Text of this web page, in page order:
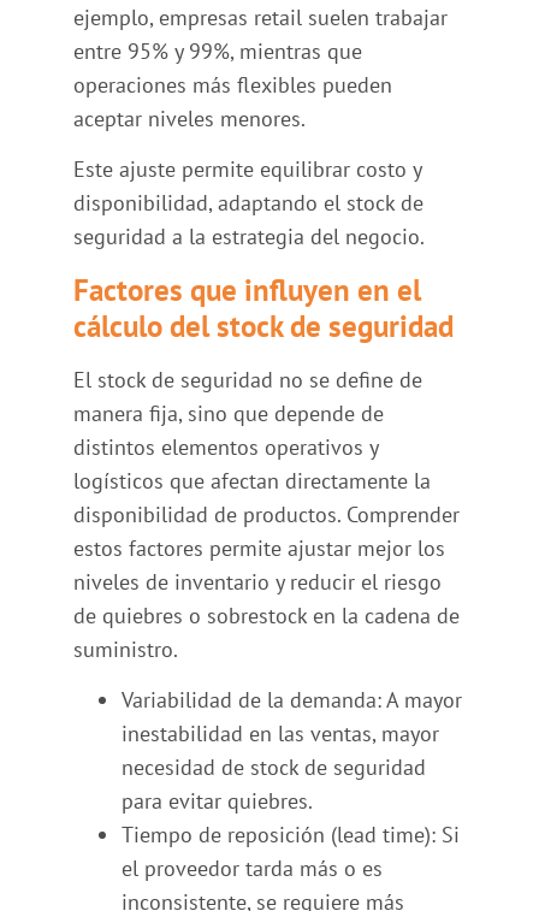
ejemplo, empresas retail suelen trabajar
entre 95% y 99%, mientras que
operaciones más flexibles pueden
aceptar niveles menores.
Este ajuste permite equilibrar costo y
disponibilidad, adaptando el stock de
seguridad a la estrategia del negocio.
Factores que influyen en el
cálculo del stock de seguridad
El stock de seguridad no se define de
manera fija, sino que depende de
distintos elementos operativos y
logísticos que afectan directamente la
disponibilidad de productos. Comprender
estos factores permite ajustar mejor los
niveles de inventario y reducir el riesgo
de quiebres o sobrestock en la cadena de
suministro.
Variabilidad de la demanda: A mayor
inestabilidad en las ventas, mayor
necesidad de stock de seguridad
para evitar quiebres.
Tiempo de reposición (lead time): Si
el proveedor tarda más o es
inconsistente, se requiere más